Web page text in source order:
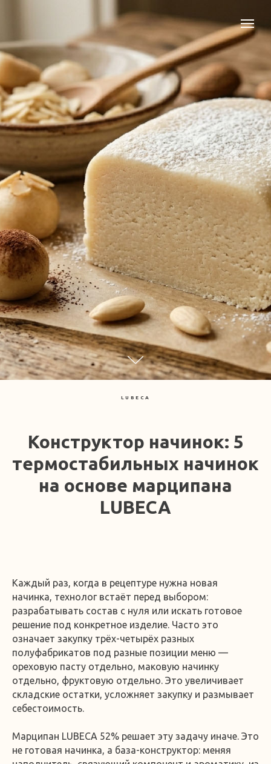
LUBECA
Конструктор начинок: 5
термостабильных начинок
на основе марципана
LUBECA
Каждый раз, когда в рецептуре нужна новая
начинка, технолог встаёт перед выбором:
разрабатывать состав с нуля или искать готовое
решение под конкретное изделие. Часто это
означает закупку трёх-четырёх разных
полуфабрикатов под разные позиции меню —
ореховую пасту отдельно, маковую начинку
отдельно, фруктовую отдельно. Это увеличивает
складские остатки, усложняет закупку и размывает
себестоимость.
Марципан LUBECA 52% решает эту задачу иначе. Это
не готовая начинка, а база-конструктор: меняя